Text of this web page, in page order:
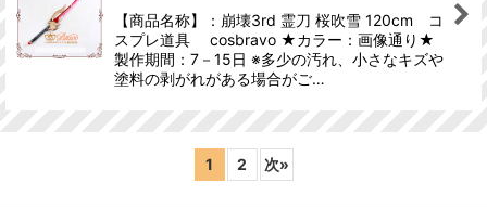
【商品名称】：崩壊3rd 霊刀 桜吹雪 120cm コ
スプレ道具 cosbravo ★カラー：画像通り★
製作期間：7－15日 ※多少の汚れ、小さなキズや
塗料の剥がれがある場合がご…
1 2 次»